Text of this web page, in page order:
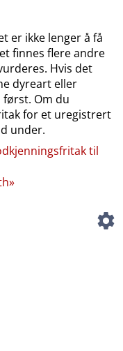
er ikke lenger å få
finnes flere andre
Hvis det
dyreart eller
først. Om du
for et uregistrert
under.
til